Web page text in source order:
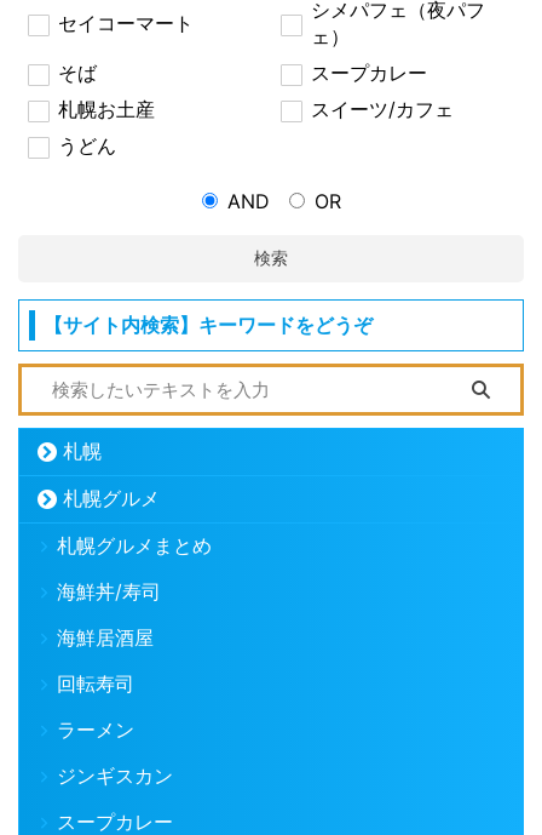
セイコーマート
シメパフェ（夜パフ
ェ）
そば
スープカレー
札幌お土産
スイーツ/カフェ
うどん
AND OR
検索
【サイト内検索】キーワードをどうぞ
札幌
札幌グルメ
札幌グルメまとめ
海鮮丼/寿司
海鮮居酒屋
回転寿司
ラーメン
ジンギスカン
スープカレー